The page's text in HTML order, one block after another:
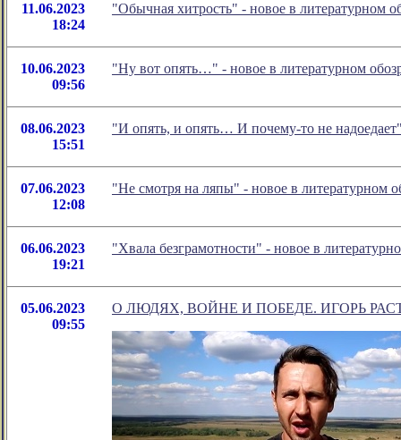
11.06.2023
18:24
"Обычная хитрость" - новое в литературном
10.06.2023
09:56
"Ну вот опять…" - новое в литературном
08.06.2023
15:51
"И опять, и опять… И почему-то не
07.06.2023
12:08
"Не смотря на ляпы" - новое в литературном
06.06.2023
19:21
"Хвала безграмотности" - новое в
05.06.2023
09:55
О ЛЮДЯХ, ВОЙНЕ И ПОБЕДЕ. ИГОРЬ